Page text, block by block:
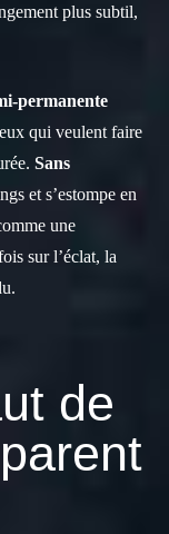
plus subtil,
permanente
qui veulent faire
Sans
et s’estompe en
une
sur l’éclat, la
de